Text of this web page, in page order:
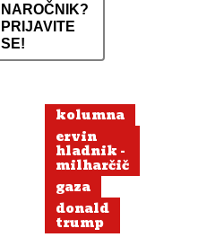
NAROČNIK?
PRIJAVITE
SE!
kolumna
ervin
hladnik -
milharčič
gaza
donald
trump